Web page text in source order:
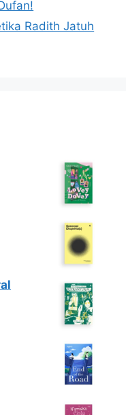
Radith Jatuh